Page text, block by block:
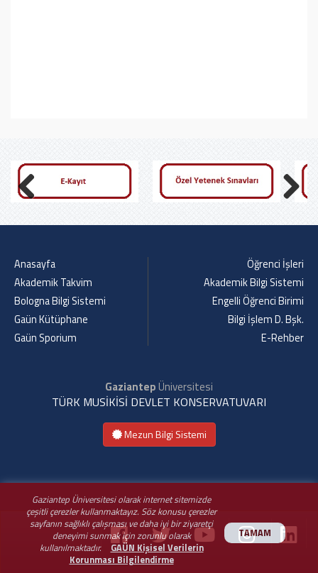
Gaziantep Üniversitesi olarak internet sitemizde
çeşitli çerezler kullanmaktayız. Söz konusu çerezler
sayfanın sağlıklı çalışması ve daha iyi bir ziyaretçi
deneyimi sunmak için zorunlu olarak
kullanılmaktadır.
GAÜN Kişisel Verilerin
Korunması Bilgilendirme
TAMAM
Anasayfa
Akademik Takvim
Bologna Bilgi Sistemi
Gaün Kütüphane
Gaün Sporium
Öğrenci İşleri
Akademik Bilgi Sistemi
Engelli Öğrenci Birimi
Bilgi İşlem D. Bşk.
E-Rehber
GaziantepÜniversitesi
TÜRK MUSİKİSİ DEVLET KONSERVATUVARI
Mezun Bilgi Sistemi